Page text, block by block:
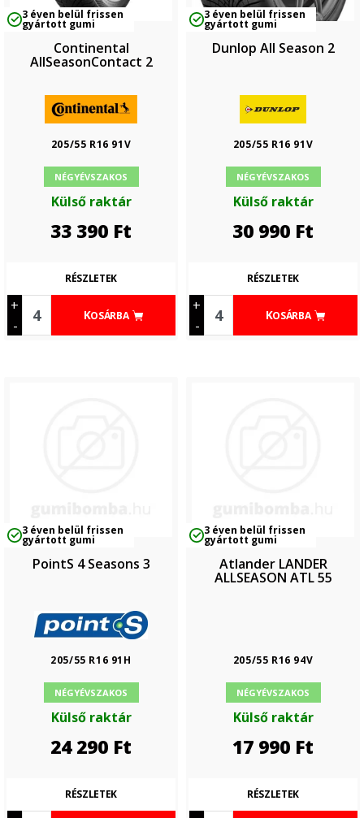
3 éven belül frissen
gyártott gumi
Continental
AllSeasonContact 2
205/55 R16 91V
NÉGYÉVSZAKOS
Külső raktár
33 390 Ft
+
-
KOSÁRBA
RÉSZLETEK
3 éven belül frissen
gyártott gumi
Dunlop All Season 2
205/55 R16 91V
NÉGYÉVSZAKOS
Külső raktár
30 990 Ft
+
-
KOSÁRBA
RÉSZLETEK
3 éven belül frissen
gyártott gumi
PointS 4 Seasons 3
205/55 R16 91H
NÉGYÉVSZAKOS
Külső raktár
24 290 Ft
RÉSZLETEK
3 éven belül frissen
gyártott gumi
Atlander LANDER
ALLSEASON ATL 55
205/55 R16 94V
NÉGYÉVSZAKOS
Külső raktár
17 990 Ft
RÉSZLETEK